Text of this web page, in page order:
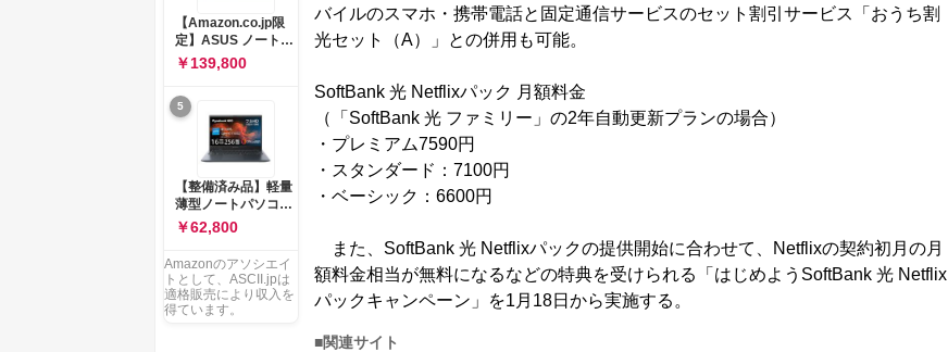
バイルのスマホ・携帯電話と固定通信サービスのセット割引サービス「おうち割
光セット（A）」との併用も可能。
SoftBank 光 Netflixパック 月額料金
（「SoftBank 光 ファミリー」の2年自動更新プランの場合）
・プレミアム7590円
・スタンダード：7100円
・ベーシック：6600円
また、SoftBank 光 Netflixパックの提供開始に合わせて、Netflixの契約初月の月
額料金相当が無料になるなどの特典を受けられる「はじめようSoftBank 光 Netflix
パックキャンペーン」を1月18日から実施する。
■関連サイト
テリー駆動12.6時間
重量1.39kg ルナグレ
ー 83K9003JJP ノー
トPC
【Amazon.co.jp限
定】ASUS ノートパ
ソコン Vivobook 15
M1502NAQ 15.6イ
ンチ AMD Ryzen 7
170 メモリ16GB
SSD 512GB
Microsoft 365
Personal (24か月版)
搭載 Windows 11 重
量1.7kg Wi-Fi 6E ク
ワイエットブルー
M1502NAQ-
￥139,800
5
【整備済み品】軽量
薄型ノートパソコン
dynabook G83 ■
13.3型
FHD(1920x1080) -
高性能第11世代Core
i5-1135G7 - メモリ
16GB - SSD 256GB
￥62,800
Amazonのアソシエイ
トとして、ASCII.jpは
適格販売により収入を
得ています。